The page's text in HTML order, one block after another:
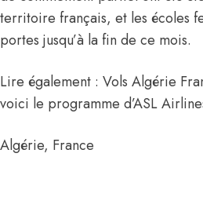
territoire français, et les écoles
portes jusqu’à la fin de ce mois.
Lire également : Vols Algérie
voici le programme d’ASL
Algérie, France